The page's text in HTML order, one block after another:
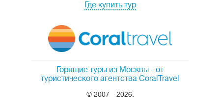
Горящие туры из Москвы - от
туристического агентства CoralTravel
© 2007—2026.
Где купить тур